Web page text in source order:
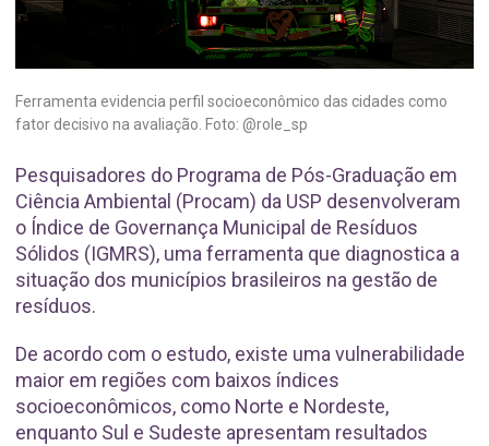
Ferramenta evidencia perfil socioeconômico das cidades como
fator decisivo na avaliação. Foto: @role_sp
Pesquisadores do Programa de Pós-Graduação em
Ciência Ambiental (Procam) da USP desenvolveram
o Índice de Governança Municipal de Resíduos
Sólidos (IGMRS), uma ferramenta que diagnostica a
situação dos municípios brasileiros na gestão de
resíduos.
De acordo com o estudo, existe uma vulnerabilidade
maior em regiões com baixos índices
socioeconômicos, como Norte e Nordeste,
enquanto Sul e Sudeste apresentam resultados